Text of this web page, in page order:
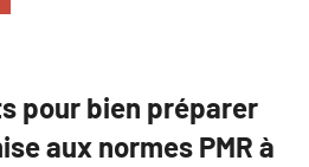
pour bien préparer
aux normes PMR à